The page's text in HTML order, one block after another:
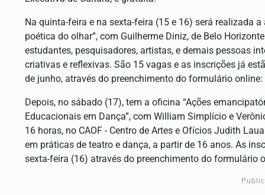
Na quinta-feira e na sexta-feira (15 e 16) será realizada
poética do olhar”, com Guilherme Diniz, de Belo
estudantes, pesquisadores, artistas, e demais pessoas
criativas e reflexivas. São 15 vagas e as inscrições já
de junho, através do preenchimento do formulário
Depois, no sábado (17), tem a oficina “Ações
Educacionais em Dança”, com William Simplício e
16 horas, no CAOF - Centro de Artes e Ofícios Judith
em práticas de teatro e dança, a partir de 16 anos. As
sexta-feira (16) através do preenchimento do formulário